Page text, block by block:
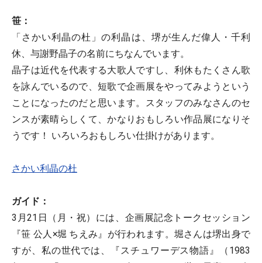
笹：
「さかい利晶の杜」の利晶は、堺が生んだ偉人・千利
休、与謝野晶子の名前にちなんでいます。
晶子は近代を代表する大歌人ですし、利休もたくさん歌
を詠んでいるので、短歌で企画展をやってみようという
ことになったのだと思います。スタッフのみなさんのセ
ンスが素晴らしくて、かなりおもしろい作品展になりそ
うです！ いろいろおもしろい仕掛けがあります。
さかい利晶の杜
ガイド：
3月21日（月・祝）には、企画展記念トークセッション
『笹 公人×堀 ちえみ』が行われます。堀さんは堺出身で
すが、私の世代では、『スチュワーデス物語』（1983